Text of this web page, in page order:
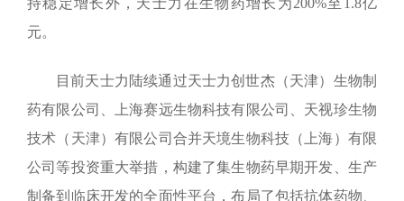
元。
目前天士力陆续通过天士力创世杰（天津）生物制
药有限公司、上海赛远生物科技有限公司、天视珍生物
技术（天津）有限公司合并天境生物科技（上海）有限
公司等投资重大举措，构建了集生物药早期开发、生产
制备到临床开发的全面性平台，布局了包括抗体药物、